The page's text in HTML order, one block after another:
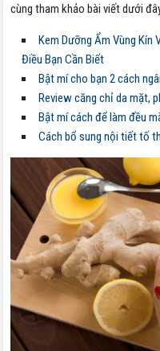
cùng tham khảo bài viết dưới
Kem Dưỡng Ẩm Vùng Kín
Điều Bạn Cần Biết
Bật mí cho bạn 2 cách
Review căng chỉ da mặt,
Bật mí cách để làm đều
Cách bổ sung nội tiết tố